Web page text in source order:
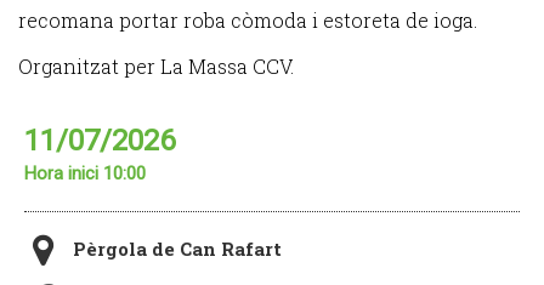
recomana portar roba còmoda i estoreta de ioga.
Organitzat per La Massa CCV.
11/07/2026
Hora inici 10:00
Pèrgola de Can Rafart